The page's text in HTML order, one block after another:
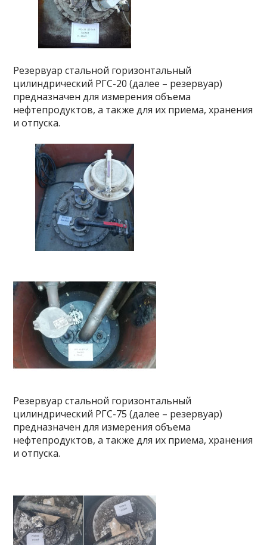
Резервуар стальной горизонтальный
цилиндрический РГС-20 (далее – резервуар)
предназначен для измерения объема
нефтепродуктов, а также для их приема, хранения
и отпуска.
Резервуар стальной горизонтальный
цилиндрический РГС-75 (далее – резервуар)
предназначен для измерения объема
нефтепродуктов, а также для их приема, хранения
и отпуска.